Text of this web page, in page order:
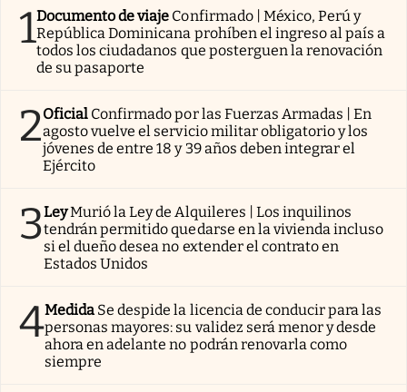
1Documento de viaje Confirmado | México, Perú y
República Dominicana prohíben el ingreso al país a
todos los ciudadanos que posterguen la renovación
de su pasaporte
2Oficial Confirmado por las Fuerzas Armadas | En
agosto vuelve el servicio militar obligatorio y los
jóvenes de entre 18 y 39 años deben integrar el
Ejército
3LeyMurió la Ley de Alquileres | Los inquilinos
tendrán permitido quedarse en la vivienda incluso
si el dueño desea no extender el contrato en
Estados Unidos
4Medida Se despide la licencia de conducir para las
personas mayores: su validez será menor y desde
ahora en adelante no podrán renovarla como
siempre